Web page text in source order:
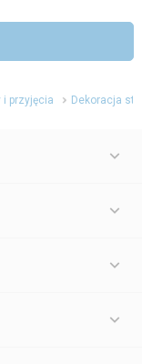
i przyjęcia Dekoracja